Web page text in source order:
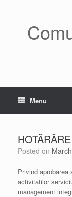
Menu
Posted on
Privind aprobarea
activitatilor
management